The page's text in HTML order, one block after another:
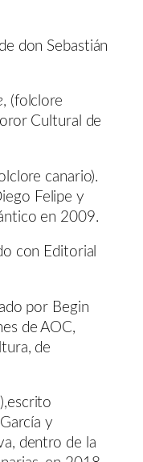
don Sebastián
, (folclore
Cultural de
canario).
Felipe y
en 2009.
con Editorial
por Begin
de AOC,
de
y
dentro de la